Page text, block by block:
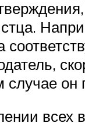
случае он
всех